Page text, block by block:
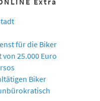
für die Biker
25.000 Euro
Biker